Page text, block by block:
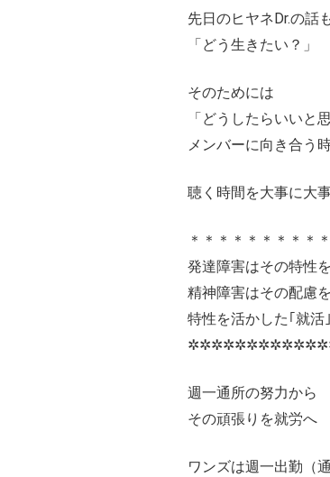
先日のヒヤネDr.の話
「どう生きたい？」
そのためには
「どうしたらいいと
メンバーに向き合う
聴く時間を大事に大
＊＊＊＊＊＊＊＊＊
発達障害はその特性
精神障害はその配慮
特性を活かした｢就活
週一通所の努力から
その頑張りを就労へ
ワンズは週一出勤（